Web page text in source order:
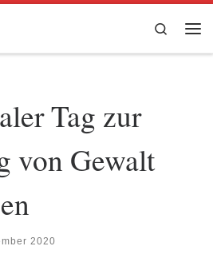
Search
Tag zur
von Gewalt
2020